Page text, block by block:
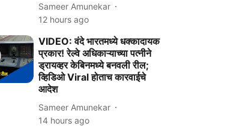
Sameer Amunekar
12 hours ago
VIDEO: वंदे भारतमध्ये धक्कादायक
प्रकार! रेल्वे अधिकाऱ्याच्या पत्नीने
ड्रायव्हर केबिनमध्ये बनवली रील;
व्हिडिओ Viral होताच कारवाईचे
आदेश
Sameer Amunekar
14 hours ago